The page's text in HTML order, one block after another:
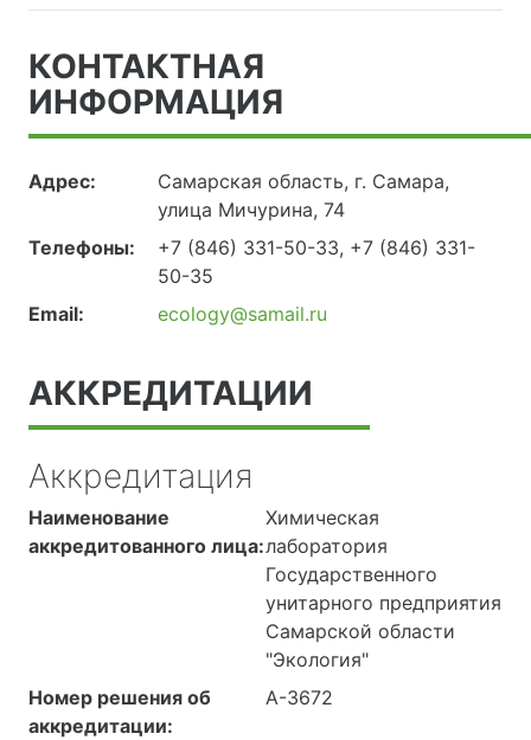
КОНТАКТНАЯ
ИНФОРМАЦИЯ
Адрес:
Самарская область, г. Самара,
улица Мичурина, 74
Телефоны:
+7 (846) 331-50-33, +7 (846) 331-
50-35
Email:
ecology@samail.ru
АККРЕДИТАЦИИ
Аккредитация
Наименование
аккредитованного лица:
Химическая
лаборатория
Государственного
унитарного предприятия
Самарской области
"Экология"
Номер решения об
аккредитации:
А-3672